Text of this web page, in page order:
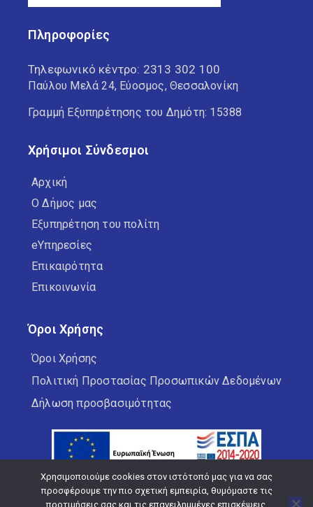
Πληροφορίες
Τηλεφωνικό κέντρο: 2313 302 100
Παύλου Μελά 24, Εύοσμος, Θεσσαλονίκη
Γραμμή Εξυπηρέτησης του Δημότη: 15388
Χρήσιμοι Σύνδεσμοι
Αρχική
Ο Δήμος μας
Εξυπηρέτηση του πολίτη
eΥπηρεσίες
Επικαιρότητα
Επικοινωνία
Όροι Χρήσης
Όροι Χρήσης
Πολιτική Προστασίας Προσωπικών Δεδομένων
Δήλωση προσβασιμότητας
Χρησιμοποιούμε cookies στον ιστότοπό μας για να σας
προσφέρουμε την πιο σχετική εμπειρία, θυμόμαστε τις
προτιμήσεις σας και τις επανειλημμένες επισκέψεις.